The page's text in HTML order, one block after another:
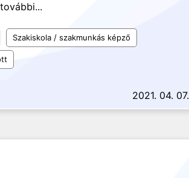
Szakiskola / szakmunkás képző
2021. 04. 07.